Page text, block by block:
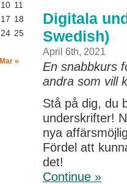
Digitala
Swedish)
April 6th, 2021
En snabbkurs
andra som vill
Stå på dig, du
underskrifter!
nya
Fördel att
det!
Continue »
Mar »
10 11
17 18
24 25